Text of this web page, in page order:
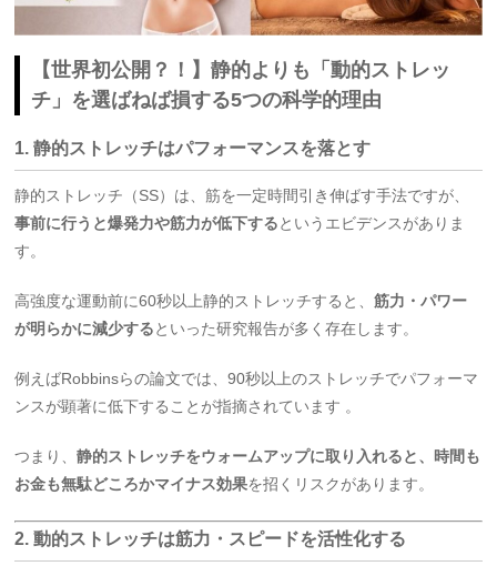
【世界初公開？！】静的よりも「動的ストレッ
チ」を選ばねば損する5つの科学的理由
1. 静的ストレッチはパフォーマンスを落とす
静的ストレッチ（SS）は、筋を一定時間引き伸ばす手法ですが、
事前に行うと爆発力や筋力が低下するというエビデンスがありま
す。
高強度な運動前に60秒以上静的ストレッチすると、筋力・パワー
が明らかに減少するといった研究報告が多く存在します。
例えばRobbinsらの論文では、90秒以上のストレッチでパフォーマ
ンスが顕著に低下することが指摘されています 。
つまり、静的ストレッチをウォームアップに取り入れると、時間も
お金も無駄どころかマイナス効果を招くリスクがあります。
2. 動的ストレッチは筋力・スピードを活性化する